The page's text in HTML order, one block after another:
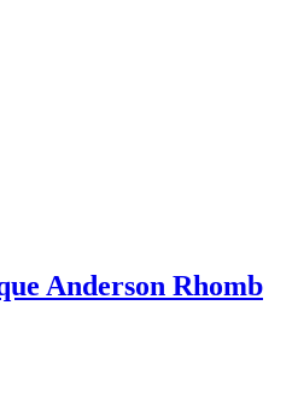
Anderson Rhomb